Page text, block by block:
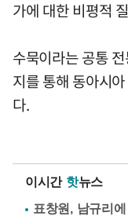
가에 대한 비평적
수묵이라는 공통
지를 통해 동아시
다.
이시간 핫뉴스
표창원, 남규리